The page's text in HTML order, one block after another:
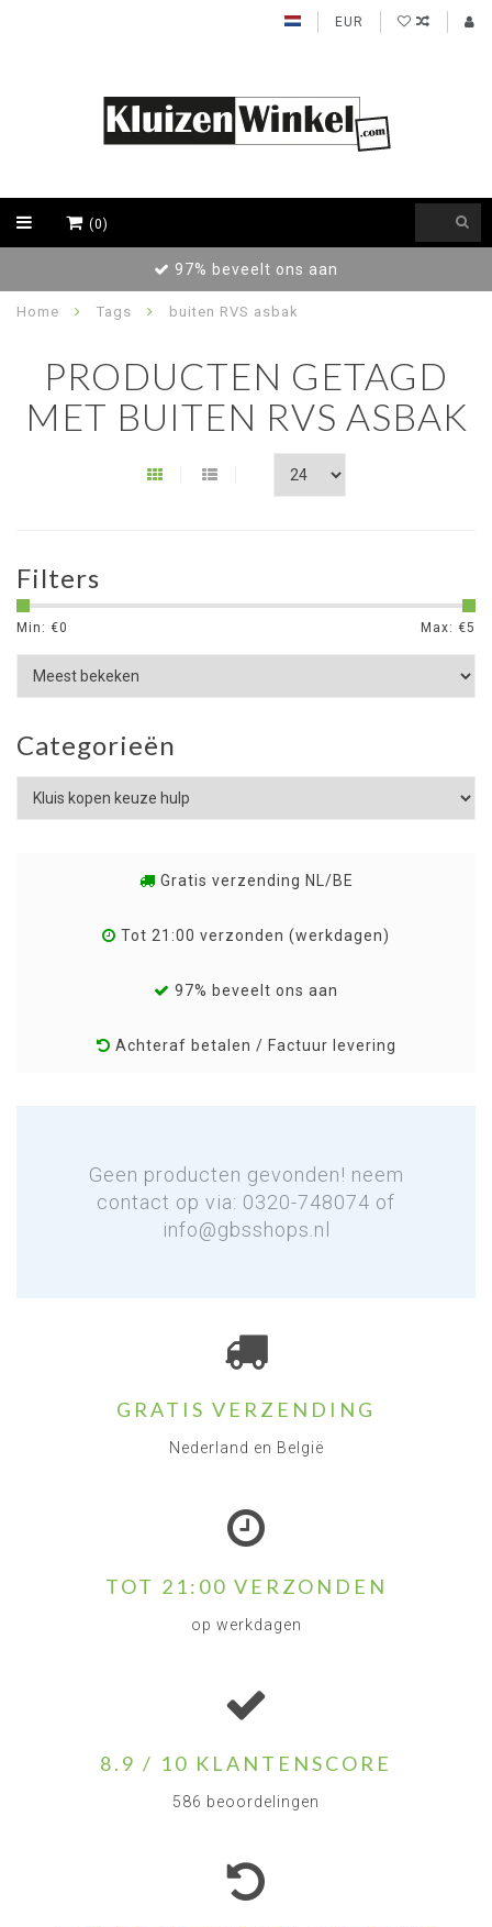
EUR
(0)
97% beveelt ons aan
Home Tags buiten RVS asbak
PRODUCTEN GETAGD
MET BUITEN RVS ASBAK
Filters
Min: €0 Max: €5
Categorieën
Gratis verzending NL/BE
Tot 21:00 verzonden (werkdagen)
97% beveelt ons aan
Achteraf betalen / Factuur levering
Geen producten gevonden! neem
contact op via: 0320-748074 of
info@gbsshops.nl
GRATIS VERZENDING
Nederland en België
TOT 21:00 VERZONDEN
op werkdagen
8.9 / 10 KLANTENSCORE
586 beoordelingen